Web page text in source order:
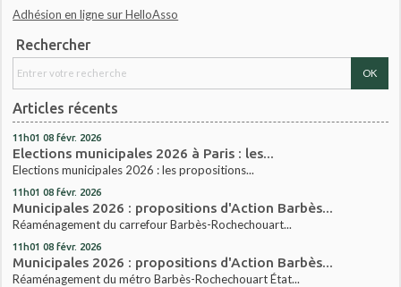
Adhésion en ligne sur HelloAsso
Rechercher
Articles récents
11h01 08 févr. 2026
Elections municipales 2026 à Paris : les...
Elections municipales 2026 : les propositions...
11h01 08 févr. 2026
Municipales 2026 : propositions d'Action Barbès...
Réaménagement du carrefour Barbès-Rochechouart...
11h01 08 févr. 2026
Municipales 2026 : propositions d'Action Barbès...
Réaménagement du métro Barbès-Rochechouart État...